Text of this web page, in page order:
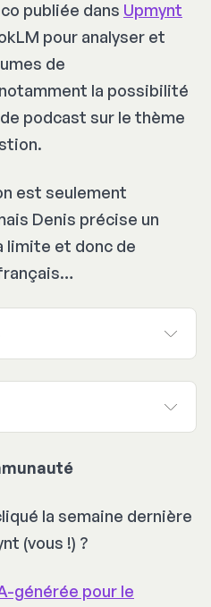
publiée dans Upmynt
pour analyser et
de
la possibilité
podcast sur le thème
est seulement
Denis précise un
limite et donc de
aussi générer un
deux hôtes virtuels
la semaine dernière
(vous !) ?
générée pour le